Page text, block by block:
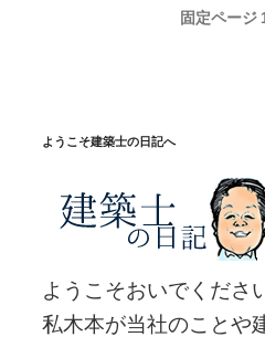
ー
送
り
固定ページ
ようこそ建築士の日記へ
ようこそおいでくださ
私木本が当社のことや